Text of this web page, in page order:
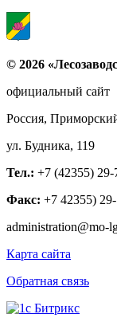
© 2026
официальный сайт
Россия,
ул. Будника, 119
Тел.: +7 (42355) 29-
Факс: +7 42355)
administration@mo-
Карта сайта
Обратная связь